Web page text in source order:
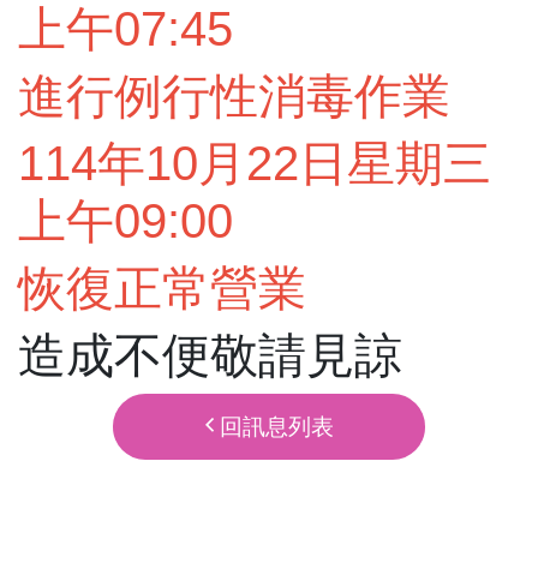
上午07:45
進行例行性消毒作業
114年10月22日星期三
上午09:00
恢復正常營業
造成不便敬請見諒
回訊息列表